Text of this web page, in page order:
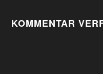
KOMMENTAR